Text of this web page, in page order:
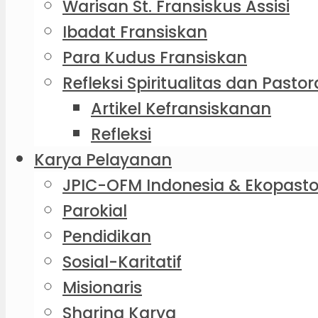
Warisan St. Fransiskus Assisi
Ibadat Fransiskan
Para Kudus Fransiskan
Refleksi Spiritualitas dan
Artikel Kefransiskanan
Refleksi
Karya Pelayanan
JPIC-OFM Indonesia &
Parokial
Pendidikan
Sosial-Karitatif
Misionaris
Sharing Karya